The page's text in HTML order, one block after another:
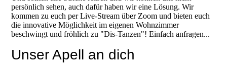
persönlich sehen, auch dafür haben wir eine Lösung. Wir
kommen zu euch per Live-Stream über Zoom und bieten euch
die innovative Möglichkeit im eigenen Wohnzimmer
beschwingt und fröhlich zu "Dis-Tanzen"! Einfach anfragen...
Unser Apell an dich